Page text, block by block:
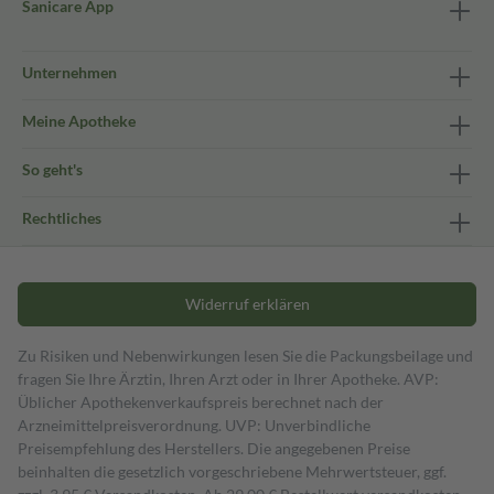
Sanicare App
Unternehmen
Meine Apotheke
So geht's
Rechtliches
Widerruf erklären
Zu Risiken und Nebenwirkungen lesen Sie die Packungsbeilage und
fragen Sie Ihre Ärztin, Ihren Arzt oder in Ihrer Apotheke. AVP:
Üblicher Apothekenverkaufspreis berechnet nach der
Arzneimittelpreisverordnung. UVP: Unverbindliche
Preisempfehlung des Herstellers. Die angegebenen Preise
beinhalten die gesetzlich vorgeschriebene Mehrwertsteuer, ggf.